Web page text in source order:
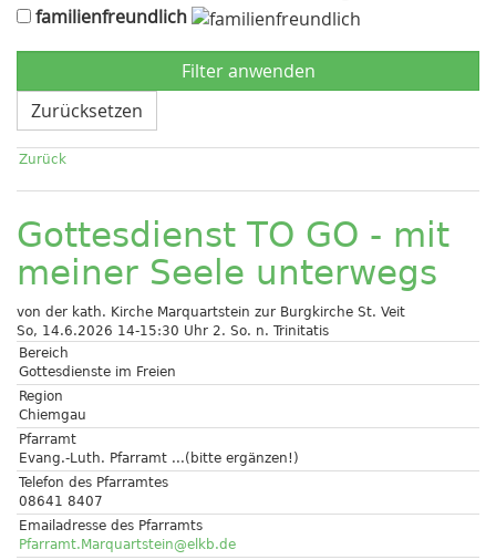
familienfreundlich
Zurücksetzen
Zurück
Gottesdienst TO GO - mit
meiner Seele unterwegs
von der kath. Kirche Marquartstein zur Burgkirche St. Veit
So, 14.6.2026 14-15:30 Uhr 2. So. n. Trinitatis
Bereich
Gottesdienste im Freien
Region
Chiemgau
Pfarramt
Evang.-Luth. Pfarramt ...(bitte ergänzen!)
Telefon des Pfarramtes
08641 8407
Emailadresse des Pfarramts
Pfarramt.Marquartstein@elkb.de